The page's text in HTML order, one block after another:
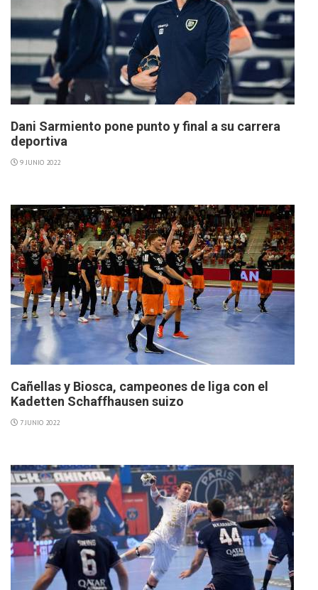
Dani Sarmiento pone punto y final a su carrera
deportiva
9 JUNIO 2022
Cañellas y Biosca, campeones de liga con el
Kadetten Schaffhausen suizo
7 JUNIO 2022